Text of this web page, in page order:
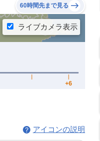
60時間先まで見る
アイコンの説明